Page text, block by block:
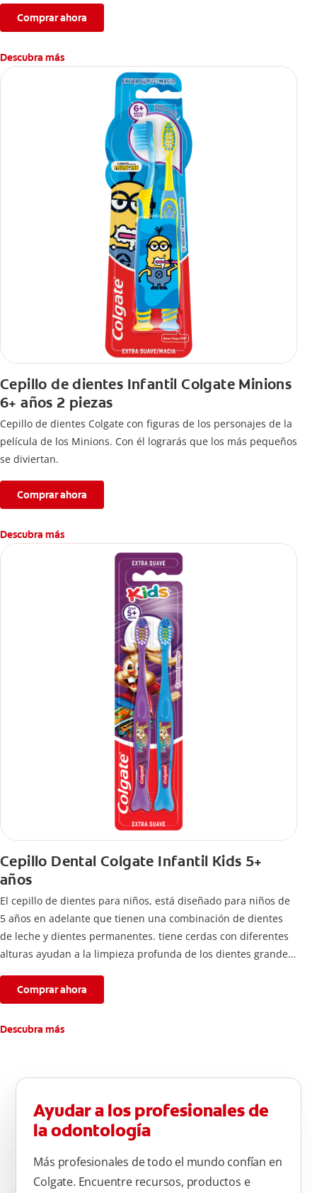
Comprar ahora
Descubra más
Cepillo de dientes Infantil Colgate Minions
6+ años 2 piezas
Cepillo de dientes Colgate con figuras de los personajes de la
película de los Minions. Con él lograrás que los más pequeños
se diviertan.
Comprar ahora
Descubra más
Cepillo Dental Colgate Infantil Kids 5+
años
El cepillo de dientes para niños, está diseñado para niños de
5 años en adelante que tienen una combinación de dientes
de leche y dientes permanentes. tiene cerdas con diferentes
alturas ayudan a la limpieza profunda de los dientes grandes
Comprar ahora
Descubra más
Ayudar a los profesionales de
la odontología
Más profesionales de todo el mundo confían en
Colgate. Encuentre recursos, productos e